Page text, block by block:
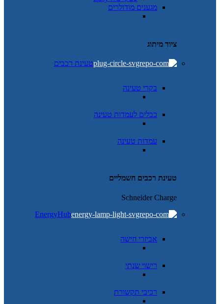
מגענים מודולרים
ציוד מיתוג
טעינת רכבים
בקרי טעינה
כבלים לעמדות טעינה
עמדות טעינה
טעינת רכבים חשמליים
Schneider Charge
EnergyHub
אביזרי חישה
רישוי שנתי
רכיבי תקשורת